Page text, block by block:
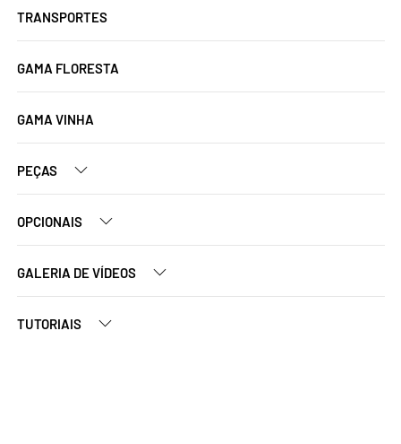
TRANSPORTES
GAMA FLORESTA
GAMA VINHA
PEÇAS
OPCIONAIS
GALERIA DE VÍDEOS
TUTORIAIS